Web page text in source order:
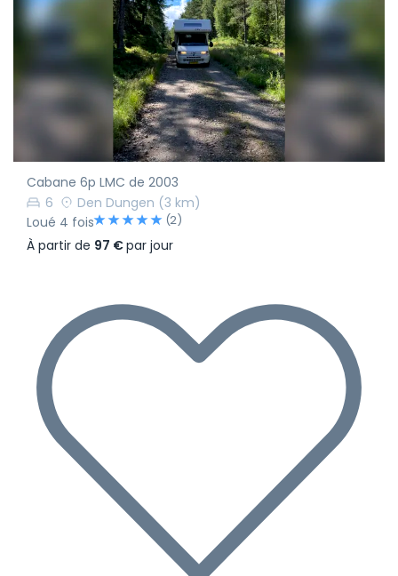
Cabane 6p LMC de 2003
6
Den Dungen (3 km)
Loué 4 fois
(2)
À partir de 97 €par jour